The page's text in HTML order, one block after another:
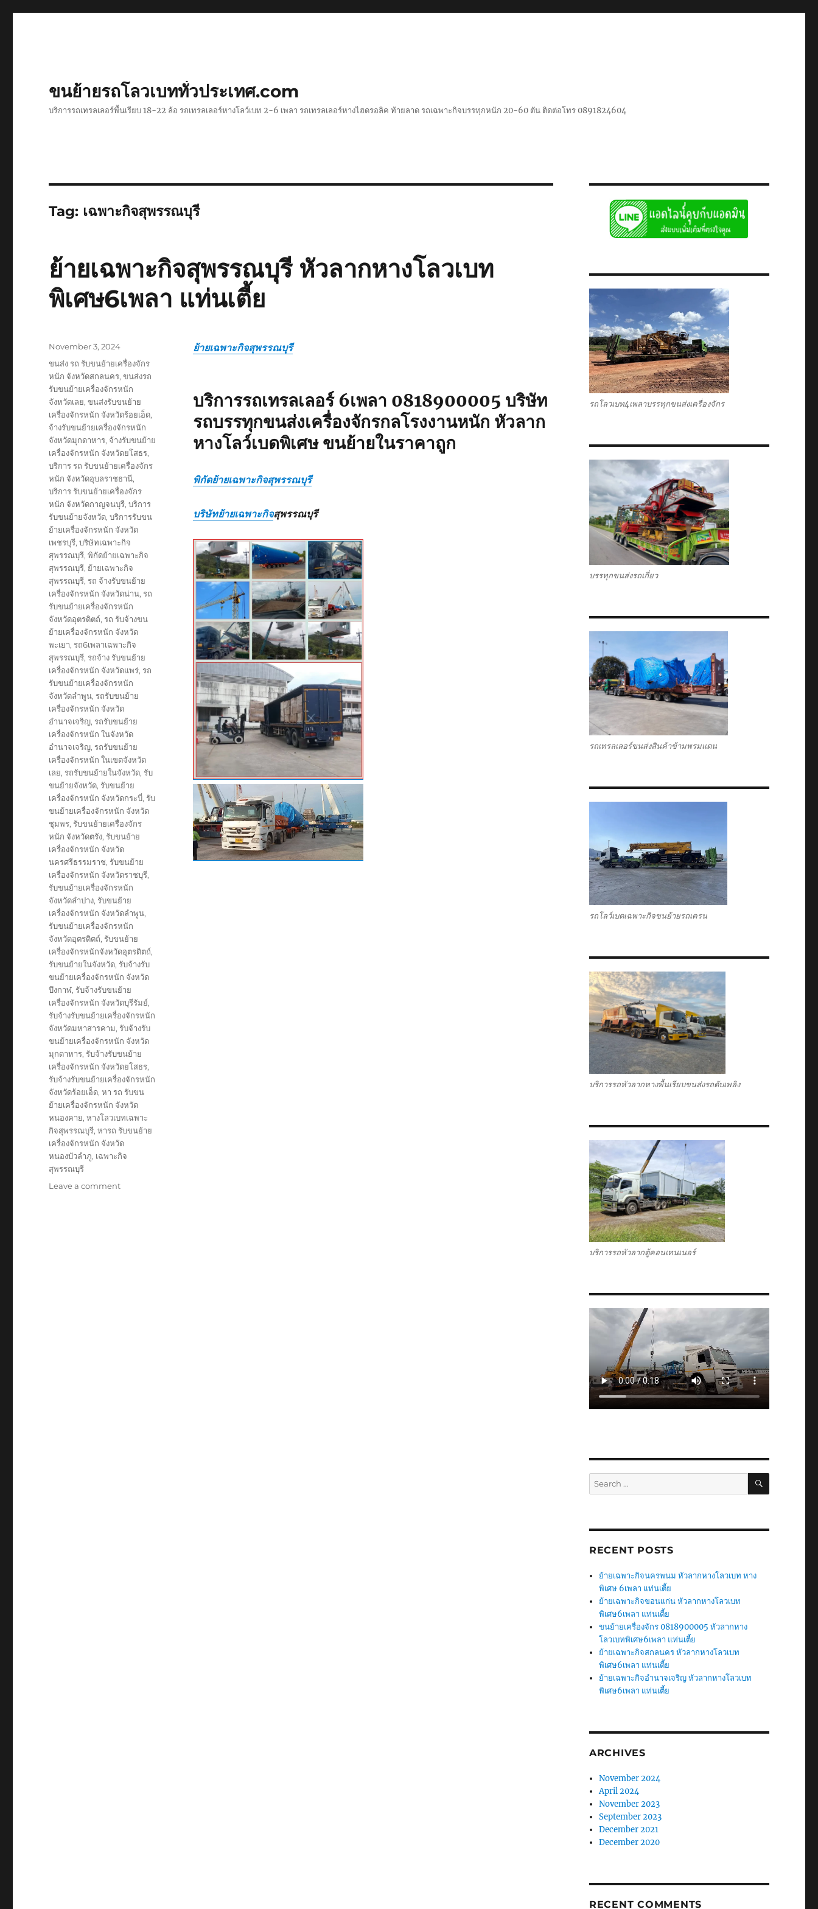
ขนย้ายรถโลวเบททั่วประเทศ.com
บริการรถเทรลเลอร์พื้นเรียบ 18-22 ล้อ รถเทรลเลอร์หางโลว์เบท 2-6 เพลา รถเทรลเลอร์หางไฮดรอลิค ท้ายลาด รถเฉพาะกิจบรรทุกหนัก 20-60 ตัน ติดต่อโทร 0891824604
Tag: เฉพาะกิจสุพรรณบุรี
ย้ายเฉพาะกิจสุพรรณบุรี หัวลากหางโลวเบท
พิเศษ6เพลา แท่นเตี้ย
ย้ายเฉพาะกิจสุพรรณบุรี
บริการรถเทรลเลอร์ 6เพลา 0818900005 บริษัท
รถบรรทุกขนส่งเครื่องจักรกลโรงงานหนัก หัวลาก
หางโลว์เบดพิเศษ ขนย้ายในราคาถูก
พิกัดย้ายเฉพาะกิจสุพรรณบุรี
บริษัทย้ายเฉพาะกิจสุพรรณบุรี
Posted
November 3, 2024
Tags
ขนส่ง รถ รับขนย้ายเครื่องจักร
หนัก จังหวัดสกลนคร,ขนส่งรถ
รับขนย้ายเครื่องจักรหนัก
จังหวัดเลย,ขนส่งรับขนย้าย
เครื่องจักรหนัก จังหวัดร้อยเอ็ด,
จ้างรับขนย้ายเครื่องจักรหนัก
จังหวัดมุกดาหาร, จ้างรับขนย้าย
เครื่องจักรหนัก จังหวัดยโสธร,
บริการ รถ รับขนย้ายเครื่องจักร
หนัก จังหวัดอุบลราชธานี,
บริการ รับขนย้ายเครื่องจักร
หนัก จังหวัดกาญจนบุรี,บริการ
รับขนย้ายจังหวัด,บริการรับขน
ย้ายเครื่องจักรหนัก จังหวัด
เพชรบุรี,บริษัทเฉพาะกิจ
สุพรรณบุรี,พิกัดย้ายเฉพาะกิจ
สุพรรณบุรี, ย้ายเฉพาะกิจ
สุพรรณบุรี,รถ จ้างรับขนย้าย
เครื่องจักรหนัก จังหวัดน่าน,รถ
รับขนย้ายเครื่องจักรหนัก
จังหวัดอุตรดิตถ์,รถ รับจ้างขน
ย้ายเครื่องจักรหนัก จังหวัด
พะเยา,รถ6เพลาเฉพาะกิจ
สุพรรณบุรี,รถจ้าง รับขนย้าย
เครื่องจักรหนัก จังหวัดแพร่,รถ
รับขนย้ายเครื่องจักรหนัก
จังหวัดลำพูน,รถรับขนย้าย
เครื่องจักรหนัก จังหวัด
อำนาจเจริญ,รถรับขนย้าย
เครื่องจักรหนัก ในจังหวัด
อำนาจเจริญ,รถรับขนย้าย
เครื่องจักรหนัก ในเขตจังหวัด
เลย,รถรับขนย้ายในจังหวัด,รับ
ขนย้ายจังหวัด,รับขนย้าย
เครื่องจักรหนัก จังหวัดกระบี่,รับ
ขนย้ายเครื่องจักรหนัก จังหวัด
ชุมพร,รับขนย้ายเครื่องจักร
หนัก จังหวัดตรัง,รับขนย้าย
เครื่องจักรหนัก จังหวัด
นครศรีธรรมราช,รับขนย้าย
เครื่องจักรหนัก จังหวัดราชบุรี,
รับขนย้ายเครื่องจักรหนัก
จังหวัดลำปาง,รับขนย้าย
เครื่องจักรหนัก จังหวัดลำพูน,
รับขนย้ายเครื่องจักรหนัก
จังหวัดอุตรดิตถ์,รับขนย้าย
เครื่องจักรหนักจังหวัดอุตรดิตถ์,
รับขนย้ายในจังหวัด,รับจ้างรับ
ขนย้ายเครื่องจักรหนัก จังหวัด
บึงกาฬ,รับจ้างรับขนย้าย
เครื่องจักรหนัก จังหวัดบุรีรัมย์,
รับจ้างรับขนย้ายเครื่องจักรหนัก
จังหวัดมหาสารคาม,รับจ้างรับ
ขนย้ายเครื่องจักรหนัก จังหวัด
มุกดาหาร,รับจ้างรับขนย้าย
เครื่องจักรหนัก จังหวัดยโสธร,
รับจ้างรับขนย้ายเครื่องจักรหนัก
จังหวัดร้อยเอ็ด,หา รถ รับขน
ย้ายเครื่องจักรหนัก จังหวัด
หนองคาย,หางโลวเบทเฉพาะ
กิจสุพรรณบุรี,หารถ รับขนย้าย
เครื่องจักรหนัก จังหวัด
หนองบัวลำภู, เฉพาะกิจ
สุพรรณบุรี
Leave a commenton
รถโลวเบท4เพลาบรรทุกขนส่งเครื่องจักร
บรรทุกขนส่งรถเกี่ยว
รถเทรลเลอร์ขนส่งสินค้าข้ามพรมแดน
รถโลว์เบดเฉพาะกิจขนย้ายรถเครน
บริการรถหัวลากหางพื้นเรียบขนส่งรถดับเพลิง
บริการรถหัวลากตู้คอนเทนเนอร์
Search
for:
SEARCH
RECENT POSTS
ย้ายเฉพาะกิจนครพนม หัวลากหางโลวเบท หาง
พิเศษ 6เพลา แท่นเตี้ย
ย้ายเฉพาะกิจขอนแก่น หัวลากหางโลวเบท
พิเศษ6เพลา แท่นเตี้ย
ขนย้ายเครื่องจักร 0818900005 หัวลากหาง
โลวเบทพิเศษ6เพลา แท่นเตี้ย
ย้ายเฉพาะกิจสกลนคร หัวลากหางโลวเบท
พิเศษ6เพลา แท่นเตี้ย
ย้ายเฉพาะกิจอำนาจเจริญ หัวลากหางโลวเบท
พิเศษ6เพลา แท่นเตี้ย
ARCHIVES
November 2024
April 2024
November 2023
September 2023
December 2021
December 2020
RECENT COMMENTS